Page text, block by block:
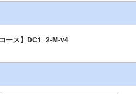
ース】DC1_2-M-v4